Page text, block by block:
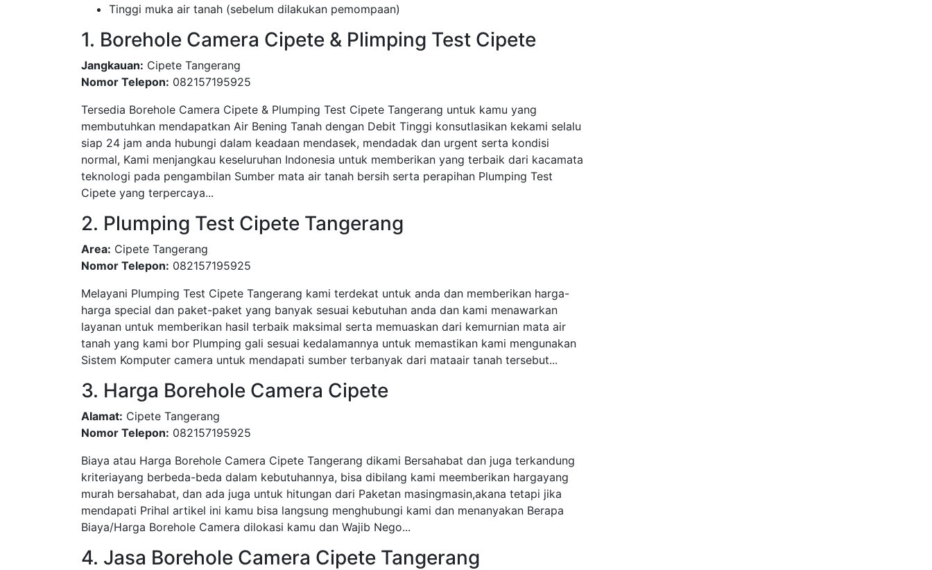
Tinggi muka air tanah (sebelum dilakukan pemompaan)
1. Borehole Camera Cipete & Plimping Test Cipete
Jangkauan: Cipete Tangerang
Nomor Telepon: 082157195925
Tersedia Borehole Camera Cipete & Plumping Test Cipete Tangerang untuk kamu yang
membutuhkan mendapatkan Air Bening Tanah dengan Debit Tinggi konsutlasikan kekami selalu
siap 24 jam anda hubungi dalam keadaan mendasek, mendadak dan urgent serta kondisi
normal, Kami menjangkau keseluruhan Indonesia untuk memberikan yang terbaik dari kacamata
teknologi pada pengambilan Sumber mata air tanah bersih serta perapihan Plumping Test
Cipete yang terpercaya...
2. Plumping Test Cipete Tangerang
Area: Cipete Tangerang
Nomor Telepon: 082157195925
Melayani Plumping Test Cipete Tangerang kami terdekat untuk anda dan memberikan harga-
harga special dan paket-paket yang banyak sesuai kebutuhan anda dan kami menawarkan
layanan untuk memberikan hasil terbaik maksimal serta memuaskan dari kemurnian mata air
tanah yang kami bor Plumping gali sesuai kedalamannya untuk memastikan kami mengunakan
Sistem Komputer camera untuk mendapati sumber terbanyak dari mataair tanah tersebut...
3. Harga Borehole Camera Cipete
Alamat: Cipete Tangerang
Nomor Telepon: 082157195925
Biaya atau Harga Borehole Camera Cipete Tangerang dikami Bersahabat dan juga terkandung
kriteriayang berbeda-beda dalam kebutuhannya, bisa dibilang kami meemberikan hargayang
murah bersahabat, dan ada juga untuk hitungan dari Paketan masingmasin,akana tetapi jika
mendapati Prihal artikel ini kamu bisa langsung menghubungi kami dan menanyakan Berapa
Biaya/Harga Borehole Camera dilokasi kamu dan Wajib Nego...
4. Jasa Borehole Camera Cipete Tangerang